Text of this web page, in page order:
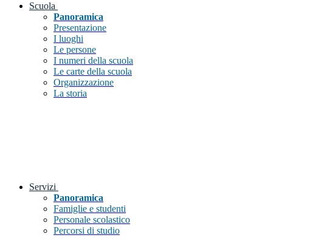
Scuola
Panoramica
Presentazione
I luoghi
Le persone
I numeri della scuola
Le carte della scuola
Organizzazione
La storia
Servizi
Panoramica
Famiglie e studenti
Personale scolastico
Percorsi di studio